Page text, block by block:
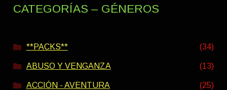
CATEGORÍAS – GÉNEROS
**PACKS** (34)
ABUSO Y VENGANZA (13)
ACCIÓN - AVENTURA (25)